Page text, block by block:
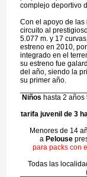
complejo deportivo
Con el apoyo de las
circuito al
5.077 m. y 17
estreno en 2010,
integrado en el
su estreno fue
del año, siendo la
su primer año.
Niños hasta 2 años
tarifa juvenil de 3
Menores de 14
aPelouse
para packs con
Todas las